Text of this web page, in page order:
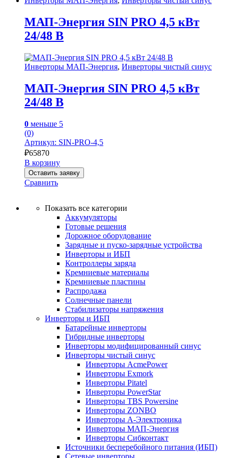
МАП-Энергия SIN PRO 4,5 кВт
24/48 В
Инверторы МАП-Энергия, Инверторы чистый синус
МАП-Энергия SIN PRO 4,5 кВт
24/48 В
0 меньше 5
(0)
Артикул: SIN-PRO-4,5
₽65870
В корзину
Оставить заявку
Сравнить
Показать все категории
Аккумуляторы
Готовые решения
Дорожное оборудование
Зарядные и пуско-зарядные устройства
Инверторы и ИБП
Контроллеры заряда
Кремниевые материалы
Кремниевые пластины
Распродажа
Солнечные панели
Стабилизаторы напряжения
Инверторы и ИБП
Батарейные инверторы
Гибридные инверторы
Инверторы модифицированный синус
Инверторы чистый синус
Инверторы AcmePower
Инверторы Exmork
Инверторы Pitatel
Инверторы PowerStar
Инверторы TBS Powersine
Инверторы ZONBO
Инверторы А-Электроника
Инверторы МАП-Энергия
Инверторы Сибконтакт
Источники бесперебойного питания (ИБП)
Сетевые инверторы